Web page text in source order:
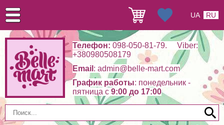
Телефон: 098-050-81-79. Viber:
+380980508179
Email : admin@belle-mart.com
График работы: понедельник -
пятница c 9:00 до 17:00
UA RU